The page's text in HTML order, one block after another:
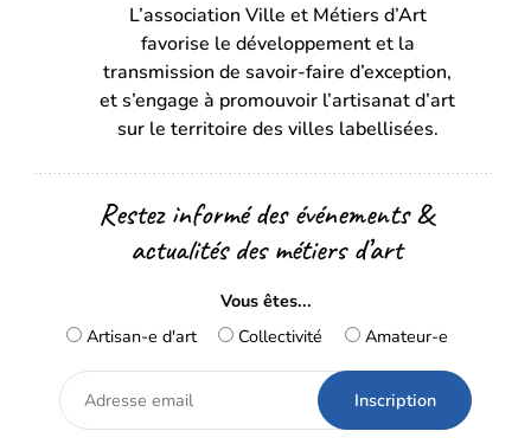
un
onglet)onglet)
L’association Ville et Métiers d’Art
favorise le développement et la
transmission de savoir-faire d’exception,
et s’engage à promouvoir l’artisanat d’art
sur le territoire des villes labellisées.
Restez informé des événements &
actualités des métiers d’art
Vous êtes...
Artisan-e d'art
Collectivité Amateur-e
Adresse
email